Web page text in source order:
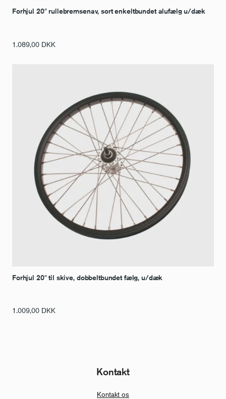
Forhjul 20″ rullebremsenav, sort enkeltbundet alufælg u/dæk
1.089,00 DKK
Forhjul 20″ til skive, dobbeltbundet fælg, u/dæk
1.009,00 DKK
Kontakt
Kontakt os